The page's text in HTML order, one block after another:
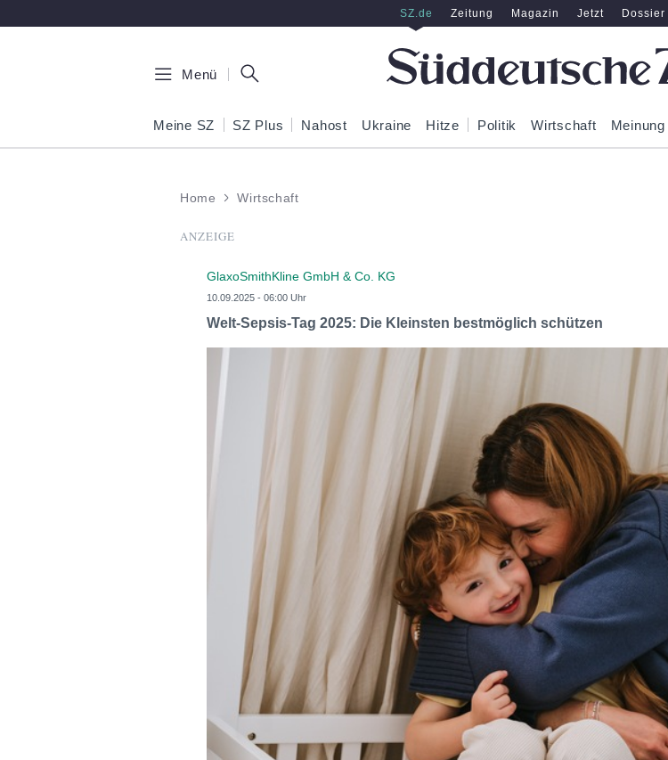
SZ.de Zeitung Magazin Jetzt Dossier
Menü
Meine SZ SZ Plus Nahost Ukraine Hitze Politik Wirtschaft Meinung
Home Wirtschaft
ANZEIGE
GlaxoSmithKline GmbH & Co. KG
10.09.2025 - 06:00 Uhr
Welt-Sepsis-Tag 2025: Die Kleinsten bestmöglich schützen